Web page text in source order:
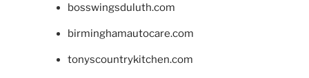
bosswingsduluth.com
birminghamautocare.com
tonyscountrykitchen.com